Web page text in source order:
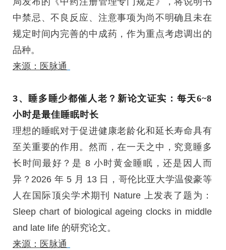
中禁忌、不良反应、注意事项为尚不明确且未在
规定时间内完善的中成药，作为重点考虑调出的
品种。
来源：医脉通
3、 睡多睡少都催人老？新论文证实：每天6~8
小时是最佳睡眠时长
理想的睡眠对于促进健康老龄化和延长寿命具有
至关重要的作用。然而，在一天之中，究竟睡多
长时间最好？是 8 小时黄金睡眠，还是因人而
异？2026 年 5 月 13 日，哥伦比亚大学温俊豪等
人在国际顶尖学术期刊 Nature 上发表了题为：
Sleep chart of biological ageing clocks in middle
and late life 的研究论文。
来源：医脉通